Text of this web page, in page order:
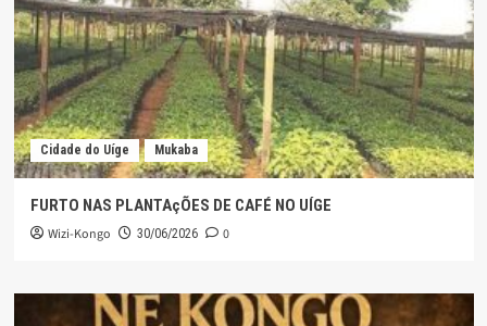
Cidade do Uíge Mukaba
FURTO NAS PLANTAçÕES DE CAFÉ NO UÍGE
Wizi-Kongo 30/06/2026 0